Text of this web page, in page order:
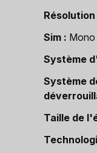
Sim
Mono
Système
Système
Taille de